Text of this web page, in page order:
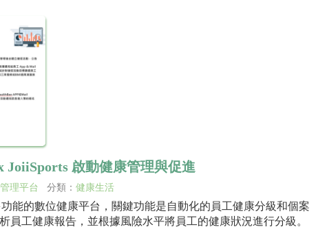
JoiiSports 啟動健康管理與促進
理平台 分類： 健康生活
能的數位健康平台，關鍵功能是自動化的員工健康分級和個案
員工健康報告，並根據風險水平將員工的健康狀況進行分級。